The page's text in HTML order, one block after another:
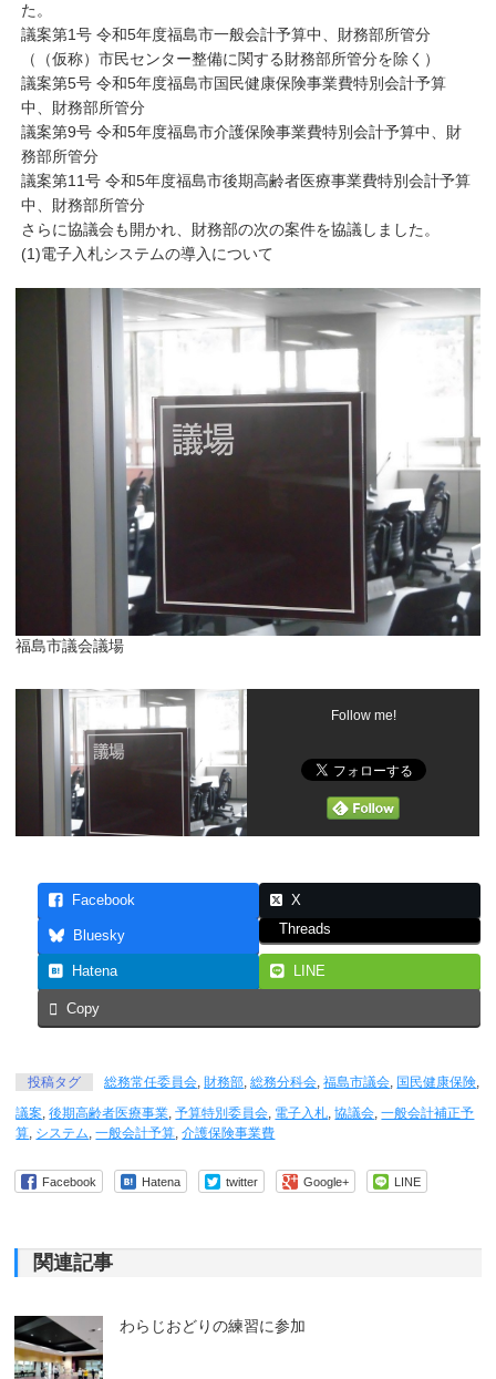
た。
議案第1号 令和5年度福島市一般会計予算中、財務部所管分
（（仮称）市民センター整備に関する財務部所管分を除く）
議案第5号 令和5年度福島市国民健康保険事業費特別会計予算
中、財務部所管分
議案第9号 令和5年度福島市介護保険事業費特別会計予算中、財
務部所管分
議案第11号 令和5年度福島市後期高齢者医療事業費特別会計予算
中、財務部所管分
さらに協議会も開かれ、財務部の次の案件を協議しました。
(1)電子入札システムの導入について
福島市議会議場
Follow me!
Facebook X
Bluesky Threads
Hatena LINE
Copy
投稿タグ 総務常任委員会,財務部,総務分科会,福島市議会, 国民健康保険,
議案,後期高齢者医療事業,予算特別委員会, 電子入札,協議会,一般会計補正予
算, システム,一般会計予算,介護保険事業費
Facebook Hatena twitter Google+ LINE
関連記事
わらじおどりの練習に参加